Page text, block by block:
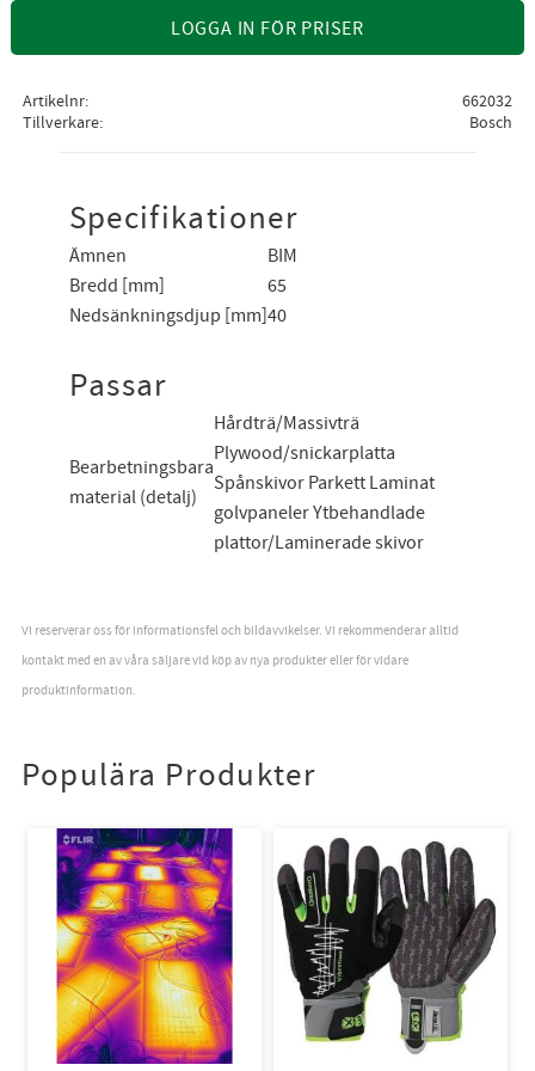
LOGGA IN FÖR PRISER
Artikelnr
662032
Tillverkare
Bosch
Specifikationer
Ämnen
BIM
Bredd [mm]
65
Nedsänkningsdjup [mm]40
Passar
Bearbetningsbara
material (detalj)
Hårdträ/Massivträ
Plywood/snickarplatta
Spånskivor Parkett Laminat
golvpaneler Ytbehandlade
plattor/Laminerade skivor
Vi reserverar oss för informationsfel och bildavvikelser. Vi rekommenderar alltid
kontakt med en av våra säljare vid köp av nya produkter eller för vidare
produktinformation.
Populära Produkter